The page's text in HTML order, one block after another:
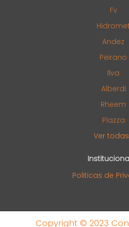
Fv
Hidromet
Andez
Peirano
Ilva
Alberdi
Rheem
Piazza
Ver
Politicas de
Copyright © 2023